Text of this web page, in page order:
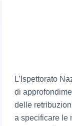
L’Ispettorato
di
delle
a specificare le